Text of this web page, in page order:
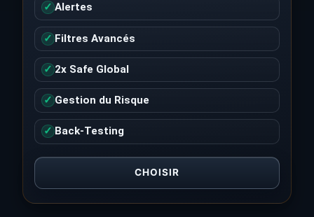
✓Alertes
✓ Filtres Avancés
✓ 2x Safe Global
✓ Gestion du Risque
✓ Back-Testing
CHOISIR